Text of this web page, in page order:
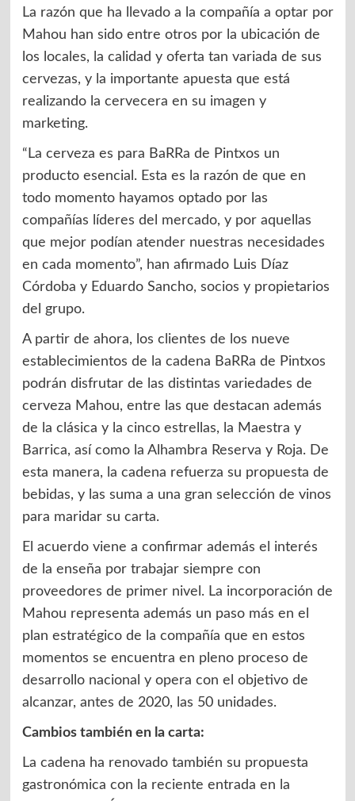
La razón que ha llevado a la compañía a optar por
Mahou han sido entre otros por la ubicación de
los locales, la calidad y oferta tan variada de sus
cervezas, y la importante apuesta que está
realizando la cervecera en su imagen y
marketing.
“La cerveza es para BaRRa de Pintxos un
producto esencial. Esta es la razón de que en
todo momento hayamos optado por las
compañías líderes del mercado, y por aquellas
que mejor podían atender nuestras necesidades
en cada momento”, han afirmado Luis Díaz
Córdoba y Eduardo Sancho, socios y propietarios
del grupo.
A partir de ahora, los clientes de los nueve
establecimientos de la cadena BaRRa de Pintxos
podrán disfrutar de las distintas variedades de
cerveza Mahou, entre las que destacan además
de la clásica y la cinco estrellas, la Maestra y
Barrica, así como la Alhambra Reserva y Roja. De
esta manera, la cadena refuerza su propuesta de
bebidas, y las suma a una gran selección de vinos
para maridar su carta.
El acuerdo viene a confirmar además el interés
de la enseña por trabajar siempre con
proveedores de primer nivel. La incorporación de
Mahou representa además un paso más en el
plan estratégico de la compañía que en estos
momentos se encuentra en pleno proceso de
desarrollo nacional y opera con el objetivo de
alcanzar, antes de 2020, las 50 unidades.
Cambios también en la carta:
La cadena ha renovado también su propuesta
gastronómica con la reciente entrada en la